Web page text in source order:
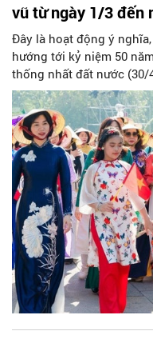
vũ từ ngày 1/3 đến
Đây là hoạt động ý
hướng tới kỷ niệm 50
thống nhất đất nước (30/
trào Đồng khởi (17/1/
của "Đội quân tóc dài",
(3/1965 - 3/2025); đặc
phụ nữ (8/3/1910 - 8/3/
Bà Trưng; phát huy
ứng "Tuần lễ Áo dài" từ